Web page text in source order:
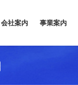
会社案内 事業案内